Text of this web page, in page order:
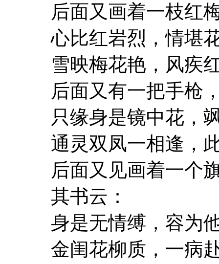
后面又画着一枝红
心比红岩烈，情堪
雪映梅花艳，风疾
后面又有一把手枪
只缘身是镜中花，
通灵双凤一相逢，
后面又见画着一个
其书云：
身是无情缚，容为
金闺花柳质，一病